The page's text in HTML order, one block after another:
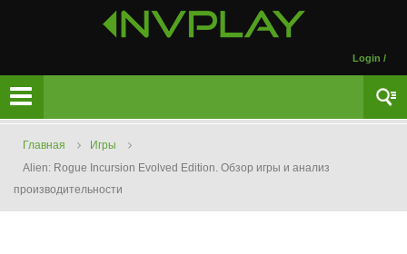
Login /
Главная
Игры
Alien: Rogue Incursion Evolved Edition. Обзор игры и анализ
производительности